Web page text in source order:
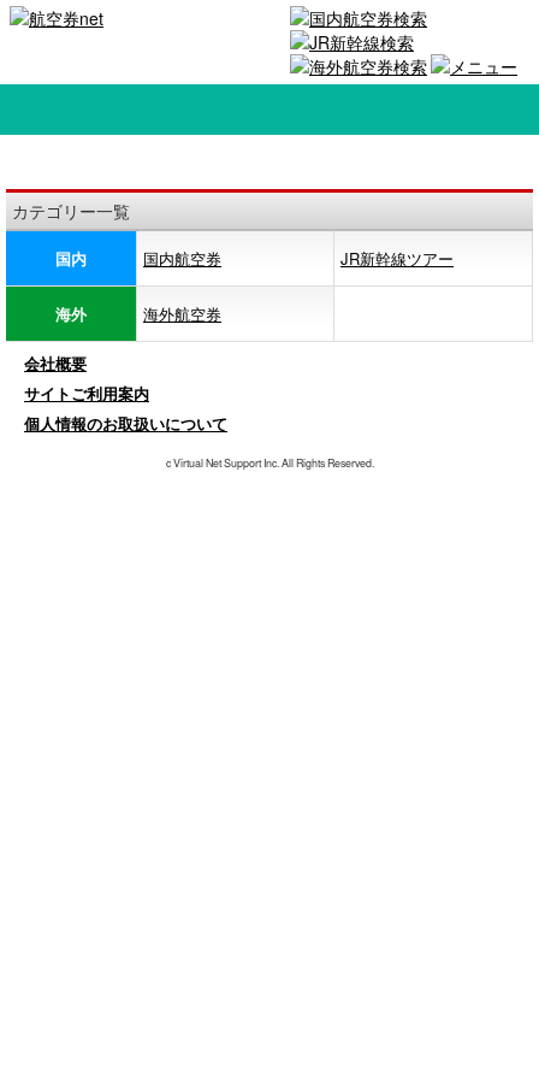
カテゴリー一覧
国内 国内航空券 JR新幹線ツアー
海外 海外航空券
会社概要
サイトご利用案内
個人情報のお取扱いについて
c Virtual Net Support Inc. All Rights Reserved.